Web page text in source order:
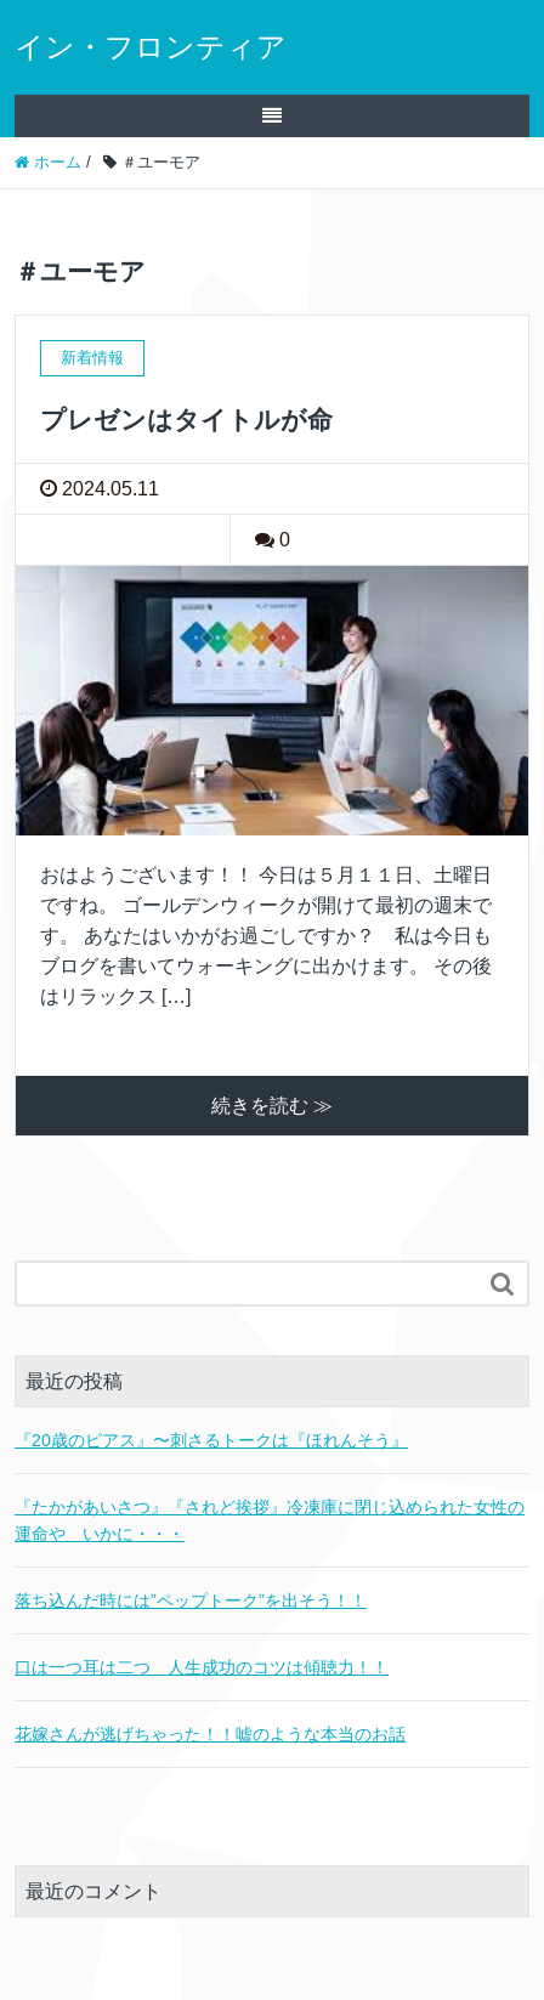
イン・フロンティア
ホーム / ＃ユーモア
＃ユーモア
新着情報
プレゼンはタイトルが命
2024.05.11
0
おはようございます！！ 今日は５月１１日、土曜日
ですね。 ゴールデンウィークが開けて最初の週末で
す。 あなたはいかがお過ごしですか？ 私は今日も
ブログを書いてウォーキングに出かけます。 その後
はリラックス […]
続きを読む ≫

最近の投稿
『20歳のピアス』〜刺さるトークは『ほれんそう』
『たかがあいさつ』『されど挨拶』冷凍庫に閉じ込められた女性の
運命や いかに・・・
落ち込んだ時には”ペップトーク”を出そう！！
口は一つ耳は二つ 人生成功のコツは傾聴力！！
花嫁さんが逃げちゃった！！嘘のような本当のお話
最近のコメント